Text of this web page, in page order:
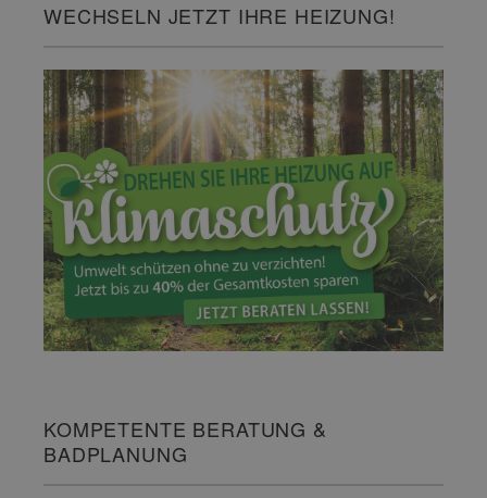
WECHSELN JETZT IHRE HEIZUNG!
KOMPETENTE BERATUNG &
BADPLANUNG